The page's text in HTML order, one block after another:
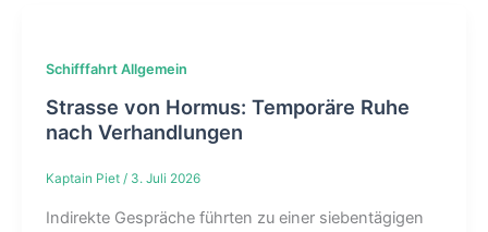
Schifffahrt Allgemein
Strasse von Hormus: Temporäre Ruhe
nach Verhandlungen
Kaptain Piet / 3. Juli 2026
Indirekte Gespräche führten zu einer siebentägigen